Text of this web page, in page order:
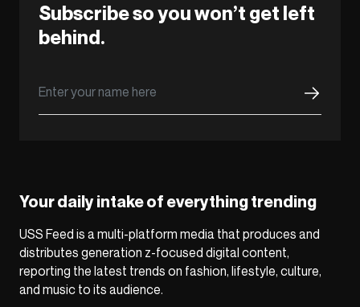
Subscribe so you won’t get left
behind.
Your daily intake of everything trending
USS Feed is a multi-platform media that produces and
distributes generation z-focused digital content,
reporting the latest trends on fashion, lifestyle, culture,
and music to its audience.